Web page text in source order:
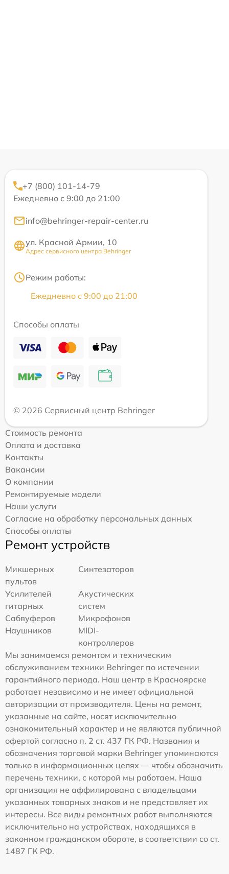
+7 (800) 101-14-79
Ежедневно с 9:00 до 21:00
info@behringer-repair-center.ru
ул. Красной Армии, 10
Адрес сервисного центра Behringer
Режим работы:
Ежедневно с 9:00 до 21:00
Способы оплаты
© 2026 Сервисный центр Behringer
Стоимость ремонта
Оплата и доставка
Контакты
Вакансии
О компании
Ремонтируемые модели
Наши услуги
Согласие на обработку персональных данных
Способы оплаты
Ремонт устройств
Микшерных
пультов
Синтезаторов
Усилителей
гитарных
Акустических
систем
Сабвуферов
Микрофонов
Наушников
MIDI-
контроллеров
Мы занимаемся ремонтом и техническим
обслуживанием техники Behringer по истечении
гарантийного периода. Наш центр в Красноярске
работает независимо и не имеет официальной
авторизации от производителя. Цены на ремонт,
указанные на сайте, носят исключительно
ознакомительный характер и не являются публичной
офертой согласно п. 2 ст. 437 ГК РФ. Названия и
обозначения торговой марки Behringer упоминаются
только в информационных целях — чтобы обозначить
перечень техники, с которой мы работаем. Наша
организация не аффилирована с владельцами
указанных товарных знаков и не представляет их
интересы. Все виды ремонтных работ выполняются
исключительно на устройствах, находящихся в
законном гражданском обороте, в соответствии со ст.
1487 ГК РФ.